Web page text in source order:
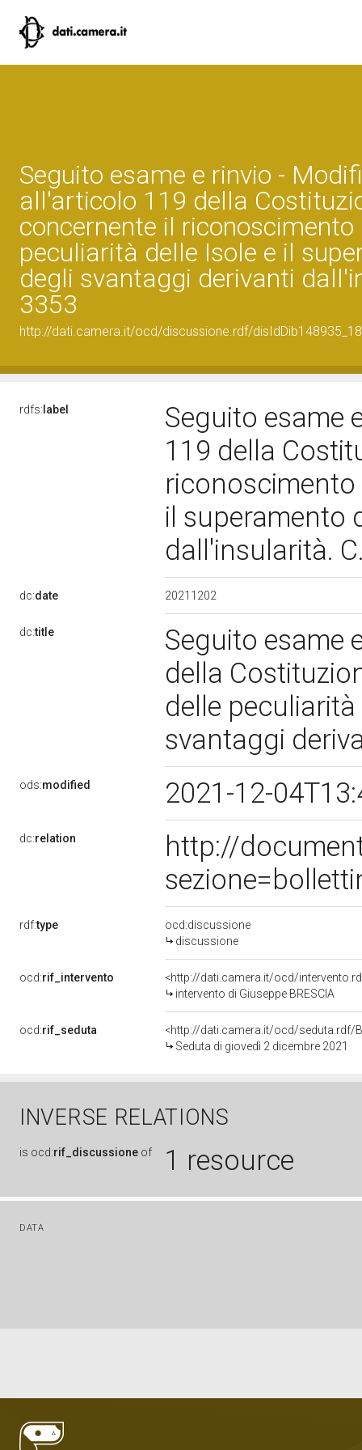
Seguito esame e rinvio -
all'articolo 119 della
concernente il riconoscimento
peculiarità delle Isole e il
degli svantaggi derivanti
3353
http://dati.camera.it/ocd/discussione.rdf/disIdDib148935_18
rdfs: label
Seguito esame
119 della
riconoscimento
il superamento
dall'insularità.
dc:date 20211202
dc:title
Seguito esame
della
delle
svantaggi
ods:modified 2021-12-
dc:relation
http://
rdf:type
ocd:discussione
discussione
ocd:rif_intervento
<http://dati.camera.it/ocd/
intervento di Giuseppe BRESCIA
ocd:rif_seduta
<http://dati.camera.it/ocd/seduta.rdf/
Seduta di giovedì 2 dicembre 2021
INVERSE RELATIONS
is ocd:rif_discussione of 1 resource
DATA